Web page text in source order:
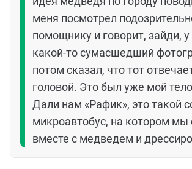
меня посмотрел
помощнику и говорит, зайди,
какой-то сумасшедший
потом сказал, что тот
головой. Это был уже мой
Дали нам «Рафик», это такой
микроавтобус, на котором мы
вместе с медведем и